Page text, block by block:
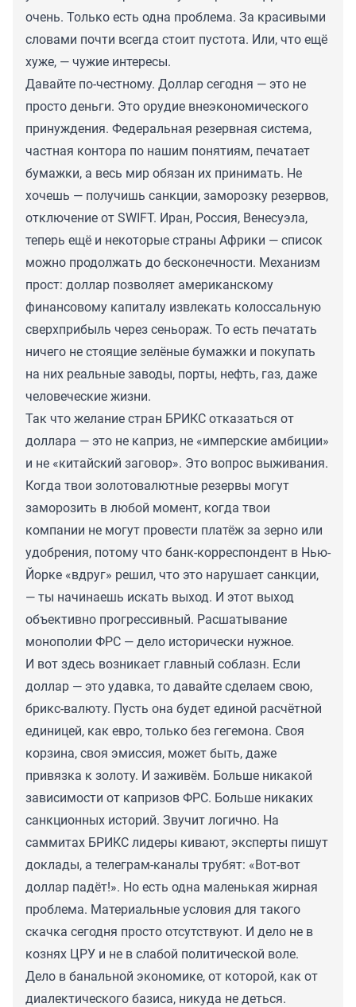
очень. Только есть одна проблема. За красивыми
словами почти всегда стоит пустота. Или, что ещё
хуже, — чужие интересы.
Давайте по-честному. Доллар сегодня — это не
просто деньги. Это орудие внеэкономического
принуждения. Федеральная резервная система,
частная контора по нашим понятиям, печатает
бумажки, а весь мир обязан их принимать. Не
хочешь — получишь санкции, заморозку резервов,
отключение от SWIFT. Иран, Россия, Венесуэла,
теперь ещё и некоторые страны Африки — список
можно продолжать до бесконечности. Механизм
прост: доллар позволяет американскому
финансовому капиталу извлекать колоссальную
сверхприбыль через сеньораж. То есть печатать
ничего не стоящие зелёные бумажки и покупать
на них реальные заводы, порты, нефть, газ, даже
человеческие жизни.
Так что желание стран БРИКС отказаться от
доллара — это не каприз, не «имперские амбиции»
и не «китайский заговор». Это вопрос выживания.
Когда твои золотовалютные резервы могут
заморозить в любой момент, когда твои
компании не могут провести платёж за зерно или
удобрения, потому что банк-корреспондент в Нью-
Йорке «вдруг» решил, что это нарушает санкции,
— ты начинаешь искать выход. И этот выход
объективно прогрессивный. Расшатывание
монополии ФРС — дело исторически нужное.
И вот здесь возникает главный соблазн. Если
доллар — это удавка, то давайте сделаем свою,
брикс-валюту. Пусть она будет единой расчётной
единицей, как евро, только без гегемона. Своя
корзина, своя эмиссия, может быть, даже
привязка к золоту. И заживём. Больше никакой
зависимости от капризов ФРС. Больше никаких
санкционных историй. Звучит логично. На
саммитах БРИКС лидеры кивают, эксперты пишут
доклады, а телеграм-каналы трубят: «Вот-вот
доллар падёт!». Но есть одна маленькая жирная
проблема. Материальные условия для такого
скачка сегодня просто отсутствуют. И дело не в
кознях ЦРУ и не в слабой политической воле.
Дело в банальной экономике, от которой, как от
диалектического базиса, никуда не деться.